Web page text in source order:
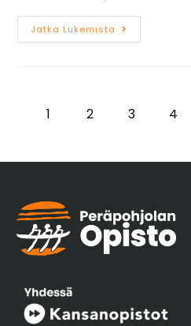
Jatka Lukemista
1 2 3 4